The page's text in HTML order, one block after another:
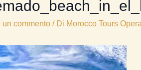
un commento / Di Morocco Tours